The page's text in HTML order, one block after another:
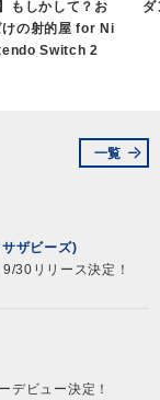
もしかして？お
けの射的屋 for Ni
Switch 2
ダ
一覧
ザビーズ)
30リリース決定！
デビュー決定！